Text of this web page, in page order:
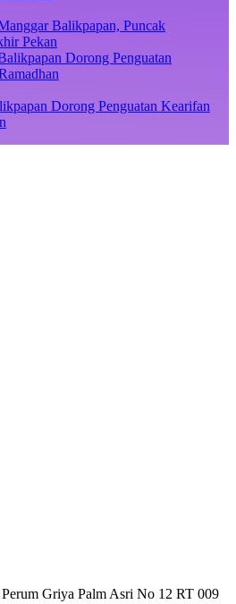
Balikpapan, Puncak
Pekan
Dorong Penguatan Kearifan
Griya Palm Asri No 12 RT 009